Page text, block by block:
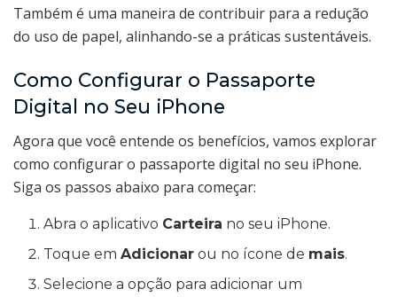
Também é uma maneira de contribuir para a redução
do uso de papel, alinhando-se a práticas sustentáveis.
Como Configurar o Passaporte
Digital no Seu iPhone
Agora que você entende os benefícios, vamos explorar
como configurar o passaporte digital no seu iPhone.
Siga os passos abaixo para começar:
Abra o aplicativo Carteira no seu iPhone.
Toque emAdicionar ou no ícone de mais.
Selecione a opção para adicionar um